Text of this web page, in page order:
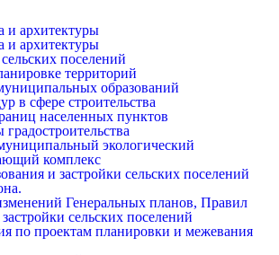
и архитектуры
и архитектуры
поселений
территорий
образований
в сфере строительства
населенных пунктов
экологический
комплекс
и застройки сельских поселений
Генеральных планов, Правил
сельских поселений
по проектам планировки и межевания